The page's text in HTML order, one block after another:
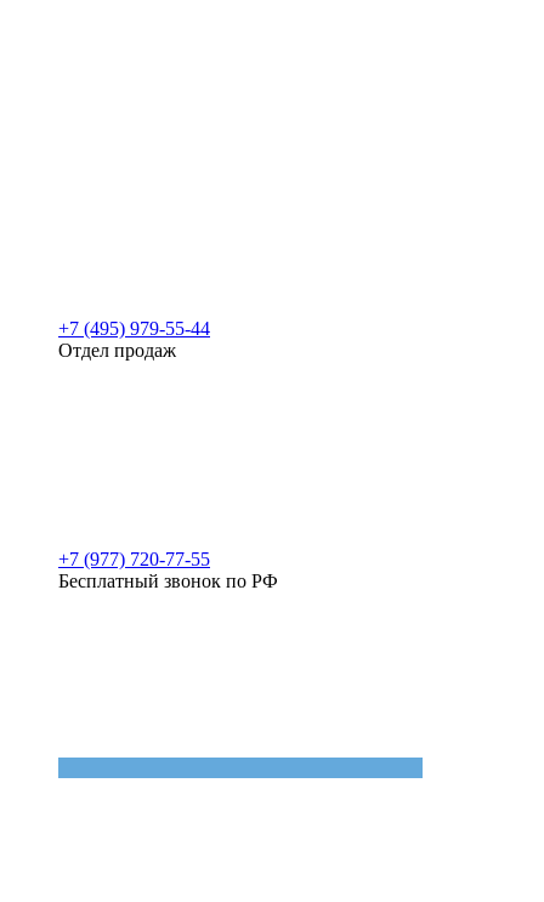
+7 (495) 979-55-44
Отдел продаж
+7 (977) 720-77-55
Бесплатный звонок по РФ